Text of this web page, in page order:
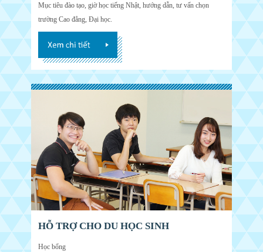
Mục tiêu đào tạo, giờ học tiếng Nhật, hướng dẫn, tư vấn chọn
trường Cao đẳng, Đại học.
HỖ TRỢ CHO DU HỌC SINH
Học bổng